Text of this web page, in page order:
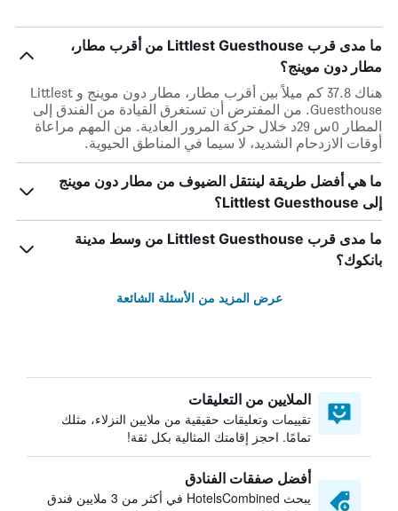
ما مدى قرب Littlest Guesthouse من أقرب مطار،
مطار دون موينج؟
هناك 37.8 كم ميلاً بين أقرب مطار، مطار دون موينج و Littlest
Guesthouse. من المفترض أن تستغرق القيادة من الفندق إلى
المطار 0س 29د خلال حركة المرور العادية. من المهم مراعاة
أوقات الازدحام الشديد، لا سيما في المناطق الحيوية.
ما هي أفضل طريقة لينتقل الضيوف من مطار دون موينج
إلى Littlest Guesthouse؟
ما مدى قرب Littlest Guesthouse من وسط مدينة
بانكوك؟
عرض المزيد من الأسئلة الشائعة
الملايين من التعليقات
تقييمات وتعليقات حقيقية من ملايين النزلاء، مثلك
تمامًا. احجز إقامتك المثالية بكل ثقة!
أفضل صفقات الفنادق
يبحث HotelsCombined في أكثر من 3 ملايين فندق